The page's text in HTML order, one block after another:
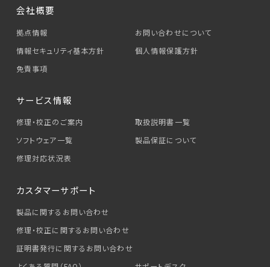
会社概要
拠点情報
お問い合わせについて
情報セキュリティ基本方針
個人情報保護方針
免責事項
サービス情報
修理・校正のご案内
取扱説明書一覧
ソフトウェア一覧
製品保証について
修理対応状況表
カスタマーサポート
製品に関するお問い合わせ
修理・校正に関するお問い合わせ
証明書発行に関するお問い合わせ